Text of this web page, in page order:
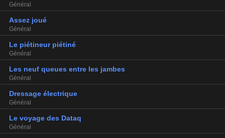
Général
Assez joué
Général
Le piétineur piétiné
Général
Les neuf queues entre les jambes
Général
Dressage électrique
Général
Le voyage des Dataq
Général